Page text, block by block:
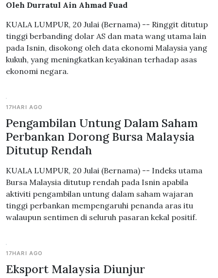
Oleh Durratul Ain Ahmad Fuad
KUALA LUMPUR, 20 Julai (Bernama) -- Ringgit ditutup
tinggi berbanding dolar AS dan mata wang utama lain
pada Isnin, disokong oleh data ekonomi Malaysia yang
kukuh, yang meningkatkan keyakinan terhadap asas
ekonomi negara.
17HARI AGO
Pengambilan Untung Dalam Saham
Perbankan Dorong Bursa Malaysia
Ditutup Rendah
KUALA LUMPUR, 20 Julai (Bernama) -- Indeks utama
Bursa Malaysia ditutup rendah pada Isnin apabila
aktiviti pengambilan untung dalam saham wajaran
tinggi perbankan mempengaruhi penanda aras itu
walaupun sentimen di seluruh pasaran kekal positif.
17HARI AGO
Eksport Malaysia Diunjur